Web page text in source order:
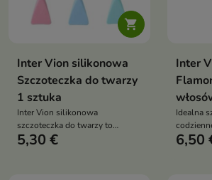

Inter Vion silikonowa
Szczoteczka do twarzy
1 sztuka
Inter Vion silikonowa
szczoteczka do twarzy to
wszechstronne narzędzie, które
5,30 €
Inter
Idealna
tylko
6,50